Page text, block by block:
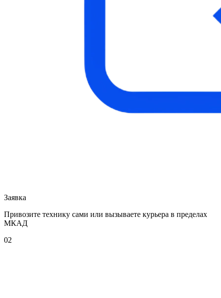
Заявка
Привозите технику сами или вызываете курьера в пределах
МКАД
02